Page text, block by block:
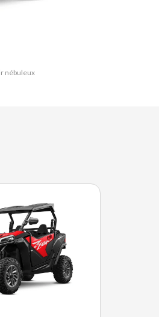
nébuleux